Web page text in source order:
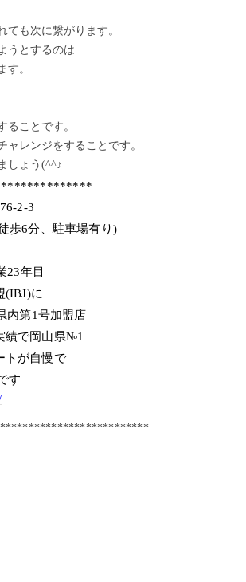
ても次に繋がります。
うとするのは
す。
ることです。
ャレンジをすることです。
しょう(^^♪
2-3
歩6分、駐車場有り)
23年目
(IBJ)に
内第1号加盟店
績で岡山県№1
トが自慢で
す